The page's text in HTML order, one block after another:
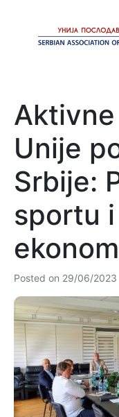
Unije
Srbije:
sportu i
Posted on 29/06/2023